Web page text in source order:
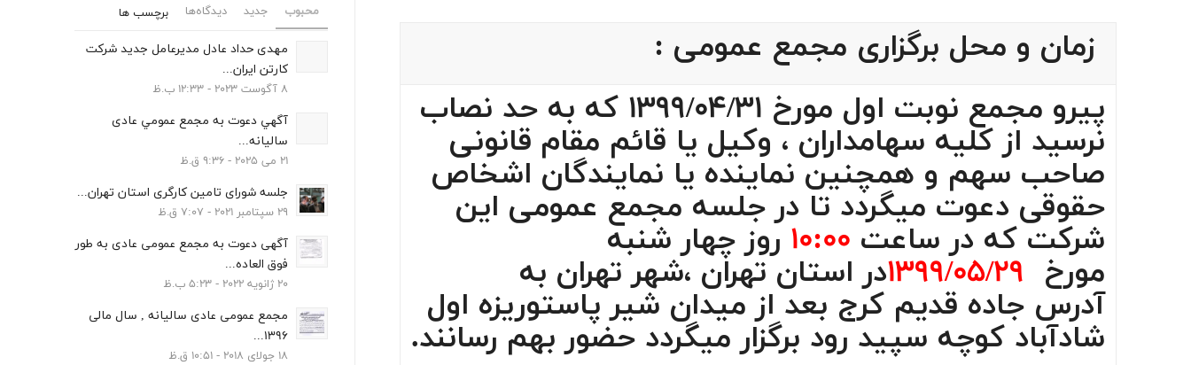
زمان و محل برگزاری مجمع عمومی :
پیرو مجمع نوبت اول مورخ 1399/04/31 که به حد نصاب
نرسید از کلیه سهامداران ، وکیل یا قائم مقام قانونی
صاحب سهم و همچنین نماینده یا نمایندگان اشخاص
حقوقی دعوت میگردد تا در جلسه مجمع عمومی این
شرکت که در ساعت 10:00 روز چهار شنبه
مورخ 1399/05/29در استان تهران ،شهر تهران به
آدرس جاده قديم کرج بعد از ميدان شير پاستوريزه اول
شادآباد کوچه سپيد رود برگزار میگردد حضور بهم رسانند.
محبوب جدید دیدگاه‌ها برچسب ها
مهدی حداد عادل مدیرعامل جدید شرکت
کارتن ایران...
8 آگوست 2023 - 12:33 ب.ظ
آگهي دعوت به مجمع عمومي عادی
سالیانه...
21 می 2025 - 9:36 ق.ظ
جلسه شورای تامین کارگری استان تهران...
29 سپتامبر 2021 - 7:07 ق.ظ
آگهی دعوت به مجمع عمومی عادی به طور
فوق العاده...
20 ژانویه 2022 - 5:23 ب.ظ
مجمع عمومی عادی سالیانه , سال مالی
1396...
18 جولای 2018 - 10:51 ق.ظ